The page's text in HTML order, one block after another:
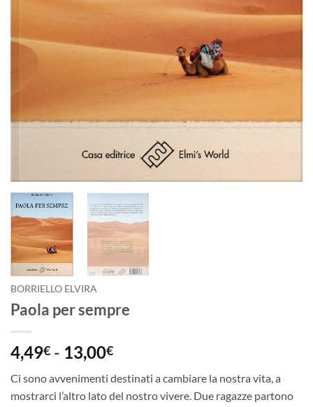
BORRIELLO ELVIRA
Paola per sempre
4,49€ - 13,00€Fascia
prezzo:
da
Ci sono avvenimenti destinati a cambiare la nostra vita, a
mostrarci l’altro lato del nostro vivere. Due ragazze partono